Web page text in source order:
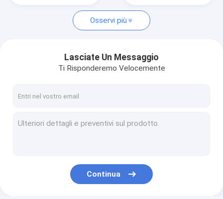
Falciatore del taglio di rivestimento di ATV
Falciatrice da giardino di decespugliatore
trinciatrice di legno dello sfibratore
Separatore del ceppo montato trattore
Collegamenti del caricatore del manzo di scivolo
Osservi più
Lasciate Un Messaggio
Ti Risponderemo Velocemente
Continua